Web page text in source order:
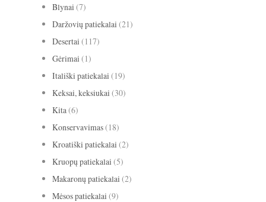
Blynai (7)
Daržovių patiekalai (21)
Desertai (117)
Gėrimai (1)
Itališki patiekalai (19)
Keksai, keksiukai (30)
Kita (6)
Konservavimas(18)
Kroatiški patiekalai (2)
Kruopų patiekalai (5)
Makaronų patiekalai (2)
Mėsos patiekalai (9)